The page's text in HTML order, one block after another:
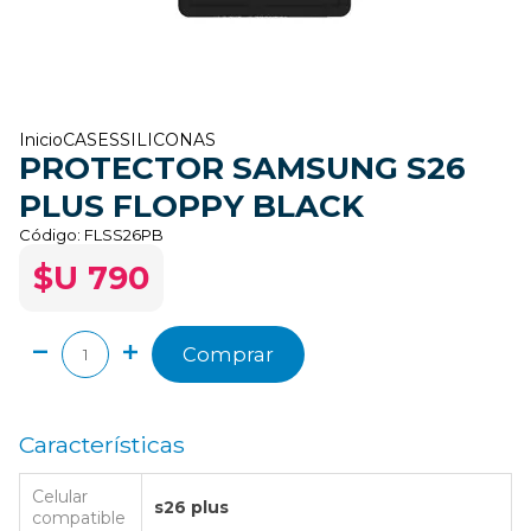
InicioCASESSILICONAS
PROTECTOR SAMSUNG S26
PLUS FLOPPY BLACK
Código: FLSS26PB
$U 790
Comprar
Características
Celular
compatible
s26 plus